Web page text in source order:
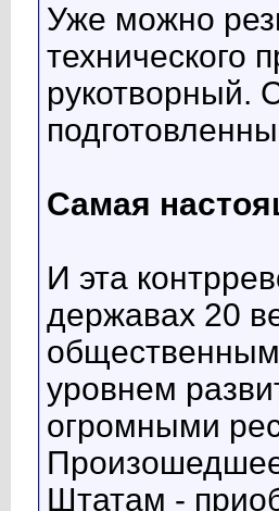
Уже можно
технического
рукотворный.
Самая
И эта
державах 20
уровнем
огромными
Штатам -